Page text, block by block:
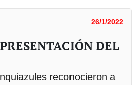
26/1/2022
DEL
reconocieron a